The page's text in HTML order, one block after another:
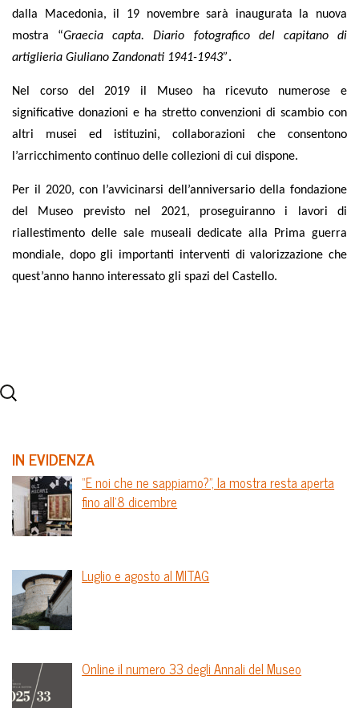
dalla Macedonia, il 19 novembre sarà inaugurata la nuova
mostra “Graecia capta. Diario fotografico del capitano di
artiglieria Giuliano Zandonati 1941-1943”.
Nel corso del 2019 il Museo ha ricevuto numerose e
significative donazioni e ha stretto convenzioni di scambio con
altri musei ed istituzini, collaborazioni che consentono
l’arricchimento continuo delle collezioni di cui dispone.
Per il 2020, con l’avvicinarsi dell’anniversario della fondazione
del Museo previsto nel 2021, proseguiranno i lavori di
riallestimento delle sale museali dedicate alla Prima guerra
mondiale, dopo gli importanti interventi di valorizzazione che
quest’anno hanno interessato gli spazi del Castello.
IN EVIDENZA
“E noi che ne sappiamo?”, la mostra resta aperta
fino all’8 dicembre
Luglio e agosto al MITAG
Online il numero 33 degli Annali del Museo